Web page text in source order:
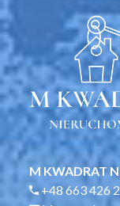
M KWADRAT
+48 663 426